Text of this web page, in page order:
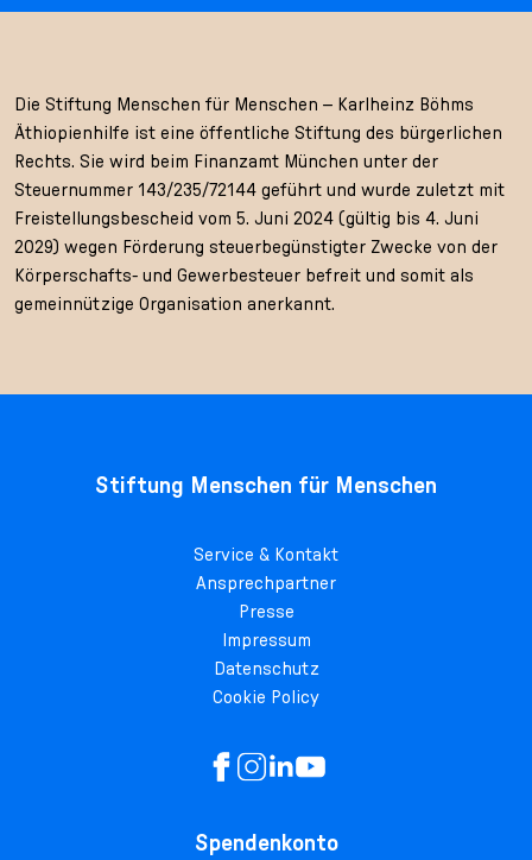
Die Stiftung Menschen für Menschen – Karlheinz Böhms
Äthiopienhilfe ist eine öffentliche Stiftung des bürgerlichen
Rechts. Sie wird beim Finanzamt München unter der
Steuernummer 143/235/72144 geführt und wurde zuletzt mit
Freistellungsbescheid vom 5. Juni 2024 (gültig bis 4. Juni
2029) wegen Förderung steuerbegünstigter Zwecke von der
Körperschafts- und Gewerbesteuer befreit und somit als
gemeinnützige Organisation anerkannt.
Stiftung Menschen für Menschen
Service & Kontakt
Ansprechpartner
Presse
Impressum
Datenschutz
Cookie Policy
Spendenkonto